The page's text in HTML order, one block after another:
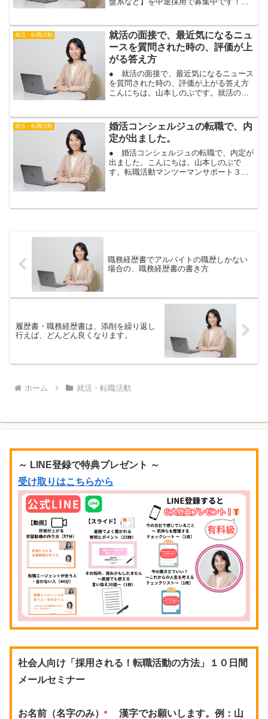
テムの企画・開発・運用を行う社内ＳＥ
を募集中です。三菱...
就活・転職活動
就活の面接で、最近気になるニュ
ースを質問された時の、評価が上
がる答え方
● 就活の面接で、最近気になるニュース
を質問された時の、評価が上がる答え方
こんにちは。山本しのぶです。就活の面
何気ない質問に見えますが、最近気にな
ったニュースの質問に、...
就活・転職活動
婚活コンシェルジュの転職で、内
定が出ました。
● 婚活コンシェルジュの転職で、内定が
出ました。こんにちは。山本しのぶで
す。転職活動マンツーマンサポート３か
今回のお客様は、転職活動...
職務経歴書でアルバイトの職歴しかない
場合の、職務経歴書の書き方
履歴書・職務経歴書は、添削を繰り返し
行えば、どんどん良くなります。
ホーム 就活・転職活動
～ LINE登録で特典プレゼント ～
受け取りはこちらから
社会人向け「採用される！転職活動の方法」１０日間
メールセミナー
お名前（名字のみ） *
漢字でお願いします。例：山